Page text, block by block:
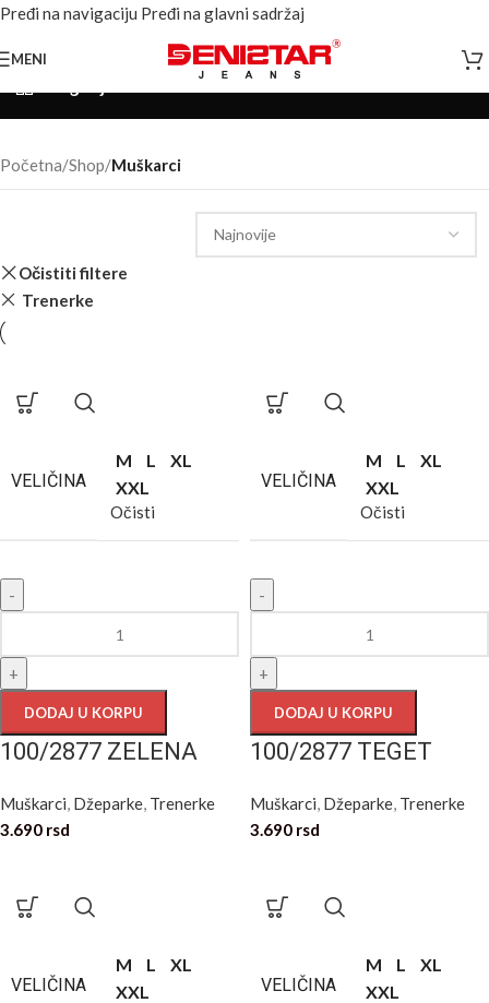
Pređi na navigaciju Pređi na glavni sadržaj
MENI
Početna/Shop/Muškarci
Očistiti filtere
Trenerke
VELIČINA
M L
XL
XXL
Očisti
-
+
DODAJ U KORPU
100/2877 ZELENA
Muškarci, Džeparke, Trenerke
3.690 rsd
VELIČINA
M L
XL
XXL
Očisti
-
+
DODAJ U KORPU
100/2877 TEGET
Muškarci, Džeparke, Trenerke
3.690 rsd
VELIČINA
M L
XL
XXL
VELIČINA
M L
XL
XXL